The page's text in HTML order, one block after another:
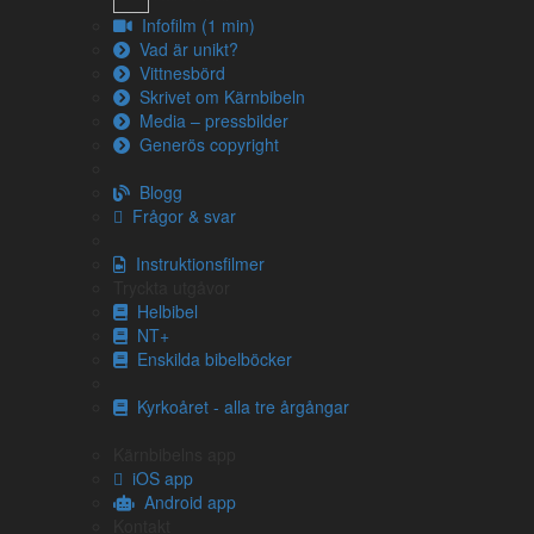
Infofilm (1 min)
Vad är unikt?
Vittnesbörd
Skrivet om Kärnbibeln
Media – pressbilder
Generös copyright
Blogg
Frågor & svar
Instruktionsfilmer
Helbibel
NT+
Enskilda bibelböcker
Kyrkoåret - alla tre årgångar
iOS app
Android app
Om översättningen
Om Kärnbibeln
Generös copyright
Välkommen till Bibeln
Alla svenska översättningar